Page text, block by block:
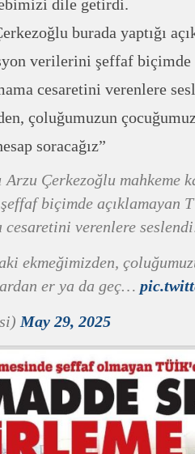
dile getirdi.
burada yaptığı
verilerini şeffaf biçimde
cesaretini verenlere
çoluğumuzun
soracağız”
Arzu Çerkezoğlu mahkeme
biçimde açıklamayan
cesaretini verenlere
ekmeğimizden,
er ya da geç…
May 29, 2025